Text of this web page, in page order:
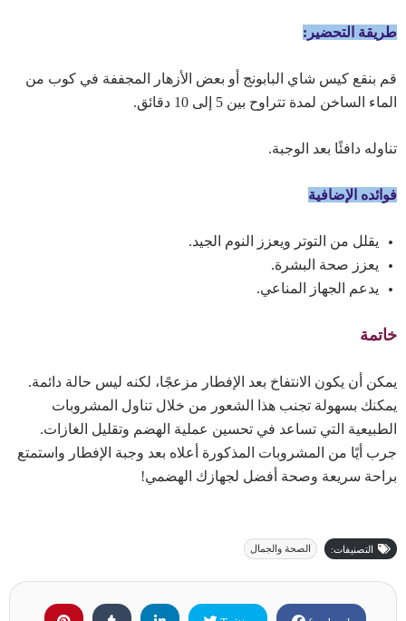
طريقة التحضير:
قم بنقع كيس شاي البابونج أو بعض الأزهار المجففة في كوب من
الماء الساخن لمدة تتراوح بين 5 إلى 10 دقائق.
تناوله دافئًا بعد الوجبة.
فوائده الإضافية
يقلل من التوتر ويعزز النوم الجيد.
يعزز صحة البشرة.
يدعم الجهاز المناعي.
خاتمة
يمكن أن يكون الانتفاخ بعد الإفطار مزعجًا، لكنه ليس حالة دائمة.
يمكنك بسهولة تجنب هذا الشعور من خلال تناول المشروبات
الطبيعية التي تساعد في تحسين عملية الهضم وتقليل الغازات.
جرب أيًا من المشروبات المذكورة أعلاه بعد وجبة الإفطار واستمتع
براحة سريعة وصحة أفضل لجهازك الهضمي!
التصنيفات: الصحة والجمال